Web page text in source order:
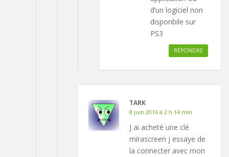
d’un logiciel non
disponbile sur
PS3
RÉPONDRE
TARK
8 juin 2016 à 2 h 14 min
J ai acheté une clé
mirascreen j essaye de
la connecter avec mon